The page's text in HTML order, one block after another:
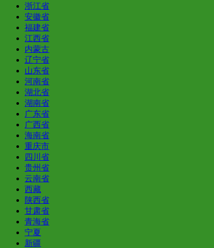
浙江省
安徽省
福建省
江西省
内蒙古
辽宁省
山东省
河南省
湖北省
湖南省
广东省
广西省
海南省
重庆市
四川省
贵州省
云南省
西藏
陕西省
甘肃省
青海省
宁夏
新疆